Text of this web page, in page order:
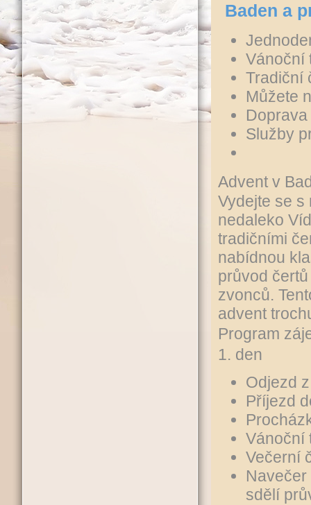
Baden a
Vánoční
Tradiční
Můžete
Služby
Advent v
Vydejte se s
nedaleko
tradičními
nabídnou
průvod
zvonců.
advent
Program
1. den
Odjezd
Příjezd
Vánoční
Večerní
sdělí